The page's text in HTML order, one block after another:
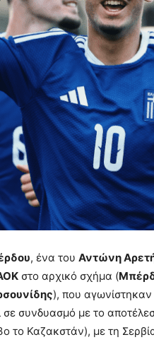
, ένα του Αντώνη
στο αρχικό σχήμα (
), που
σε συνδυασμό με το
το Καζακστάν), με τη